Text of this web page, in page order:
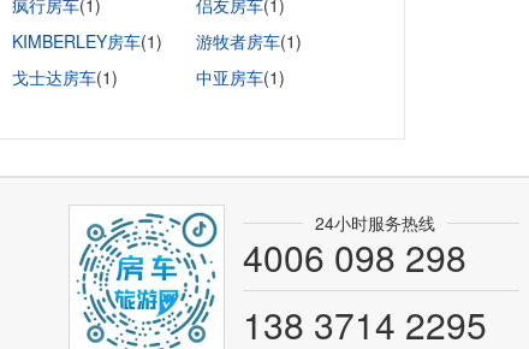
疯行房车(1) 侣友房车(1)
KIMBERLEY房车(1) 游牧者房车(1)
戈士达房车(1) 中亚房车(1)
24小时服务热线
4006 098 298
138 3714 2295